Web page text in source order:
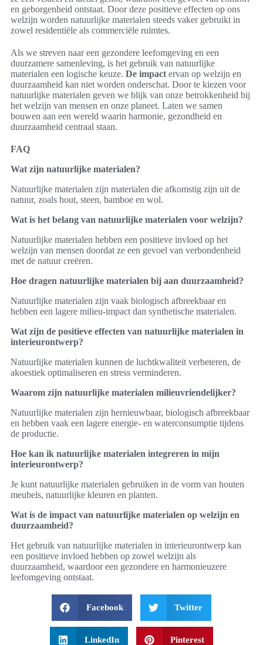
en geborgenheid ontstaat. Door deze positieve effecten op ons
welzijn worden natuurlijke materialen steeds vaker gebruikt in
zowel residentiële als commerciële ruimtes.
Als we streven naar een gezondere leefomgeving en een
duurzamere samenleving, is het gebruik van natuurlijke
materialen een logische keuze. De impact ervan op welzijn en
duurzaamheid kan niet worden onderschat. Door te kiezen voor
natuurlijke materialen geven we blijk van onze betrokkenheid bij
het welzijn van mensen en onze planeet. Laten we samen
bouwen aan een wereld waarin harmonie, gezondheid en
duurzaamheid centraal staan.
FAQ
Wat zijn natuurlijke materialen?
Natuurlijke materialen zijn materialen die afkomstig zijn uit de
natuur, zoals hout, steen, bamboe en wol.
Wat is het belang van natuurlijke materialen voor welzijn?
Natuurlijke materialen hebben een positieve invloed op het
welzijn van mensen doordat ze een gevoel van verbondenheid
met de natuur creëren.
Hoe dragen natuurlijke materialen bij aan duurzaamheid?
Natuurlijke materialen zijn vaak biologisch afbreekbaar en
hebben een lagere milieu-impact dan synthetische materialen.
Wat zijn de positieve effecten van natuurlijke materialen in
interieurontwerp?
Natuurlijke materialen kunnen de luchtkwaliteit verbeteren, de
akoestiek optimaliseren en stress verminderen.
Waarom zijn natuurlijke materialen milieuvriendelijker?
Natuurlijke materialen zijn hernieuwbaar, biologisch afbreekbaar
en hebben vaak een lagere energie- en waterconsumptie tijdens
de productie.
Hoe kan ik natuurlijke materialen integreren in mijn
interieurontwerp?
Je kunt natuurlijke materialen gebruiken in de vorm van houten
meubels, natuurlijke kleuren en planten.
Wat is de impact van natuurlijke materialen op welzijn en
duurzaamheid?
Het gebruik van natuurlijke materialen in interieurontwerp kan
een positieve invloed hebben op zowel welzijn als
duurzaamheid, waardoor een gezondere en harmonieuzere
leefomgeving ontstaat.
Facebook Twitter
LinkedIn Pinterest